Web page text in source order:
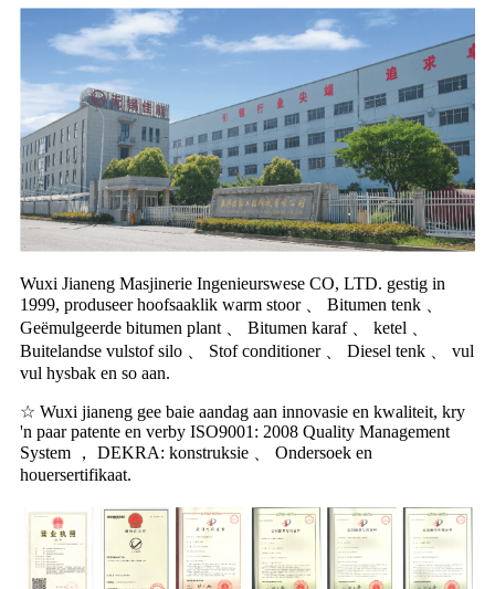
Wuxi Jianeng Masjinerie Ingenieurswese CO, LTD. gestig in
1999, produseer hoofsaaklik warm stoor 、 Bitumen tenk 、
Geëmulgeerde bitumen plant 、 Bitumen karaf 、 ketel 、
Buitelandse vulstof silo 、 Stof conditioner 、 Diesel tenk 、 vul
vul hysbak en so aan.
☆ Wuxi jianeng gee baie aandag aan innovasie en kwaliteit, kry
'n paar patente en verby ISO9001: 2008 Quality Management
System ， DEKRA: konstruksie 、 Ondersoek en
houersertifikaat.